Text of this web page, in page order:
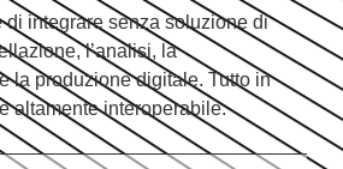
di integrare senza soluzione di
l’analisi, la
la produzione digitale. Tutto in
altamente interoperabile.